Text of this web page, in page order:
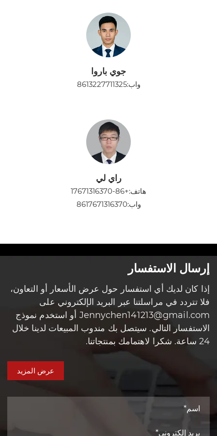
جوي باروا
واب:8613227711325
راي لي
هاتف:+86-17671316370
واب:8617671316370
إرسال الاستفسار
إذا كان لديك أي استفسار حول عرض الأسعار أو التعاون،
فلا تتردد في مراسلتنا عبر البريد الإلكتروني على
Jennychen141213@gmail.com أو استخدم نموذج
الاستفسار التالي. سيتصل بك مندوب المبيعات لدينا خلال
24 ساعة. شكرا لاهتمامك بمنتجاتنا.
عرض المزيد